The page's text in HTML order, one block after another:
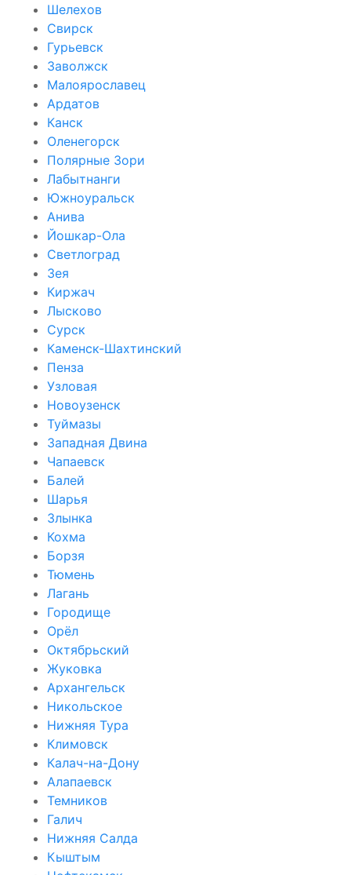
Шелехов
Свирск
Гурьевск
Заволжск
Малоярославец
Ардатов
Канск
Оленегорск
Полярные Зори
Лабытнанги
Южноуральск
Анива
Йошкар-Ола
Светлоград
Зея
Киржач
Лысково
Сурск
Каменск-Шахтинский
Пенза
Узловая
Новоузенск
Туймазы
Западная Двина
Чапаевск
Балей
Шарья
Злынка
Кохма
Борзя
Тюмень
Лагань
Городище
Орёл
Октябрьский
Жуковка
Архангельск
Никольское
Нижняя Тура
Климовск
Калач-на-Дону
Алапаевск
Темников
Галич
Нижняя Салда
Кыштым